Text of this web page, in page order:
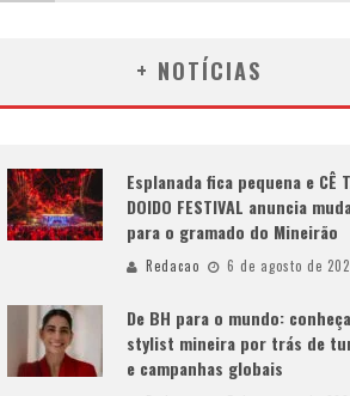
+ NOTÍCIAS
Esplanada fica pequena e CÊ
DOIDO FESTIVAL anuncia
para o gramado do Mineirão
Redacao 6 de agosto de
De BH para o mundo:
stylist mineira por trás de
e campanhas globais